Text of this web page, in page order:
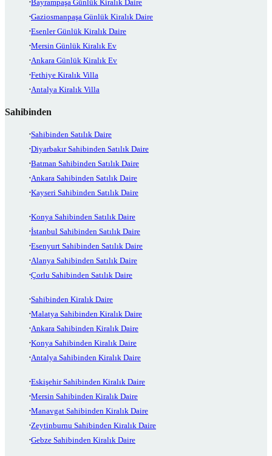
Bayrampaşa Günlük Kiralık Daire
Gaziosmanpaşa Günlük Kiralık Daire
Esenler Günlük Kiralık Daire
Mersin Günlük Kiralık Ev
Ankara Günlük Kiralık Ev
Fethiye Kiralık Villa
Antalya Kiralık Villa
Sahibinden
Sahibinden Satılık Daire
Diyarbakır Sahibinden Satılık Daire
Batman Sahibinden Satılık Daire
Ankara Sahibinden Satılık Daire
Kayseri Sahibinden Satılık Daire
Konya Sahibinden Satılık Daire
İstanbul Sahibinden Satılık Daire
Esenyurt Sahibinden Satılık Daire
Alanya Sahibinden Satılık Daire
Çorlu Sahibinden Satılık Daire
Sahibinden Kiralık Daire
Malatya Sahibinden Kiralık Daire
Ankara Sahibinden Kiralık Daire
Konya Sahibinden Kiralık Daire
Antalya Sahibinden Kiralık Daire
Eskişehir Sahibinden Kiralık Daire
Mersin Sahibinden Kiralık Daire
Manavgat Sahibinden Kiralık Daire
Zeytinburnu Sahibinden Kiralık Daire
Gebze Sahibinden Kiralık Daire